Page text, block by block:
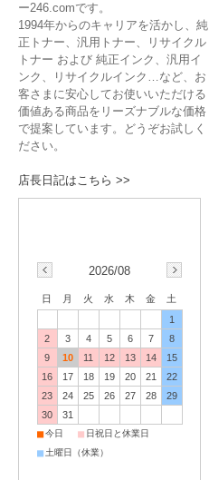
ー246.comです。
1994年からのキャリアを活かし、純
正トナー、汎用トナー、リサイクル
トナー および 純正インク、汎用イ
ンク、リサイクルインク…など、お
客さまに安心してお使いいただける
価値ある商品をリーズナブルな価格
で提案しています。どうぞお試しく
ださい。
店長日記はこちら >>
2026/08
日 月 火 水 木 金
土
1
2
3 4 5 6 7
8
9
10 11 12 13 14
15
16
17 18 19 20 21
22
23
24 25 26 27 28
29
30
31
■今日 ■ 日祝日と休業日
■ 土曜日（休業）